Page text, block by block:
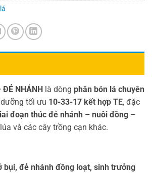
NHÁNH là dòng phân bón lá chuyên
tối ưu 10-33-17 kết hợp TE, đặc
đoạn thúc đẻ nhánh – nuôi đồng –
và các cây trồng cạn khác.
bụi, đẻ nhánh đồng loạt, sinh trưởng